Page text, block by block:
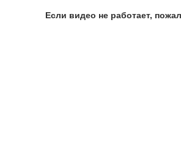
Eсли видео не работает,